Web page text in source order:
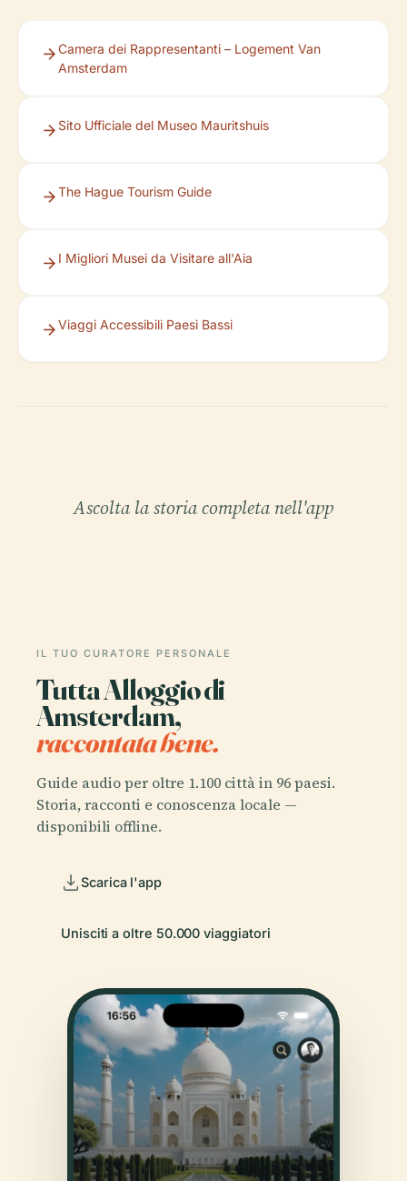
Camera dei Rappresentanti – Logement Van
Amsterdam
Sito Ufficiale del Museo Mauritshuis
The Hague Tourism Guide
I Migliori Musei da Visitare all'Aia
Viaggi Accessibili Paesi Bassi
Ascolta la storia completa nell'app
IL TUO CURATORE PERSONALE
Tutta Alloggio di
Amsterdam,
raccontata bene.
Guide audio per oltre 1.100 città in 96 paesi.
Storia, racconti e conoscenza locale —
disponibili offline.
Scarica l'app
Unisciti a oltre 50.000 viaggiatori